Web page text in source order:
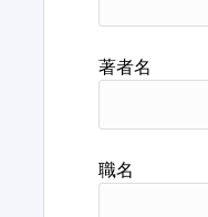
著者名
職名